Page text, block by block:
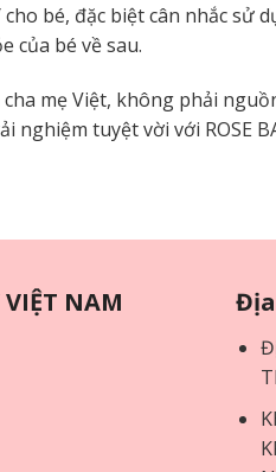
cho bé, đặc biệt cân nhắc
của bé về sau.
cha mẹ Việt, không phải
nghiệm tuyệt vời với ROSE
VIỆT NAM